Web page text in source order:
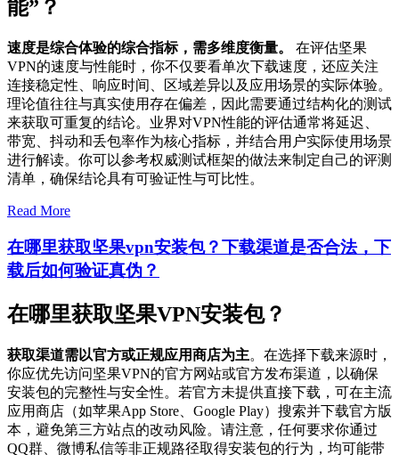
能”？
速度是综合体验的综合指标，需多维度衡量。
在评估坚果
VPN的速度与性能时，你不仅要看单次下载速度，还应关注
连接稳定性、响应时间、区域差异以及应用场景的实际体验。
理论值往往与真实使用存在偏差，因此需要通过结构化的测试
来获取可重复的结论。业界对VPN性能的评估通常将延迟、
带宽、抖动和丢包率作为核心指标，并结合用户实际使用场景
进行解读。你可以参考权威测试框架的做法来制定自己的评测
清单，确保结论具有可验证性与可比性。
Read More
在哪里获取坚果vpn安装包？下载渠道是否合法，下
载后如何验证真伪？
在哪里获取坚果VPN安装包？
获取渠道需以官方或正规应用商店为主。在选择下载来源时，
你应优先访问坚果VPN的官方网站或官方发布渠道，以确保
安装包的完整性与安全性。若官方未提供直接下载，可在主流
应用商店（如苹果App Store、Google Play）搜索并下载官方版
本，避免第三方站点的改动风险。请注意，任何要求你通过
QQ群、微博私信等非正规路径取得安装包的行为，均可能带